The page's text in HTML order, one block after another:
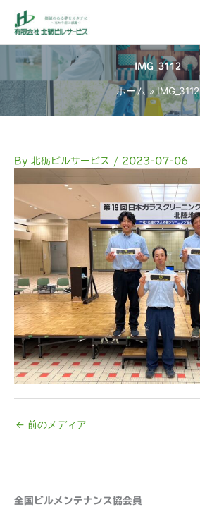
を
キ
プ
IMG_3112
ホーム IMG_3112
By 北砺ビルサービス / 2023-07-06
← 前のメディア
全国ビルメンテナンス協会員
検